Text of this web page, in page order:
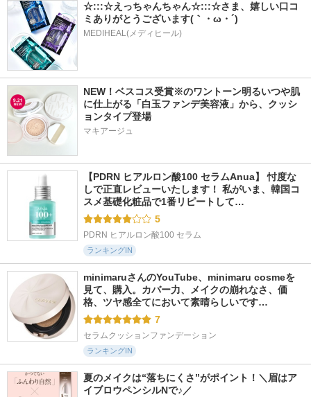
☆:::☆えっちゃんちゃん☆:::☆さま、嬉しい口コ
ミありがとうございます(｀・ω・´)
MEDIHEAL(メディヒール)
NEW！ベスコス受賞※のワントーン明るいつや肌
に仕上がる「白玉ファンデ美容液」から、クッシ
ョンタイプ登場
マキアージュ
【PDRN ヒアルロン酸100 セラムAnua】 忖度な
しで正直レビューいたします！ 私がいま、韓国コ
スメ基礎化粧品で1番リピートして…
5
PDRN ヒアルロン酸100 セラム
ランキングIN
minimaruさんのYouTube、minimaru cosmeを
見て、購入。カバー力、メイクの崩れなさ、価
格、ツヤ感全てにおいて素晴らしいです…
7
セラムクッションファンデーション
ランキングIN
夏のメイクは“落ちにくさ”がポイント！＼眉はア
イブロウペンシルNで♪／